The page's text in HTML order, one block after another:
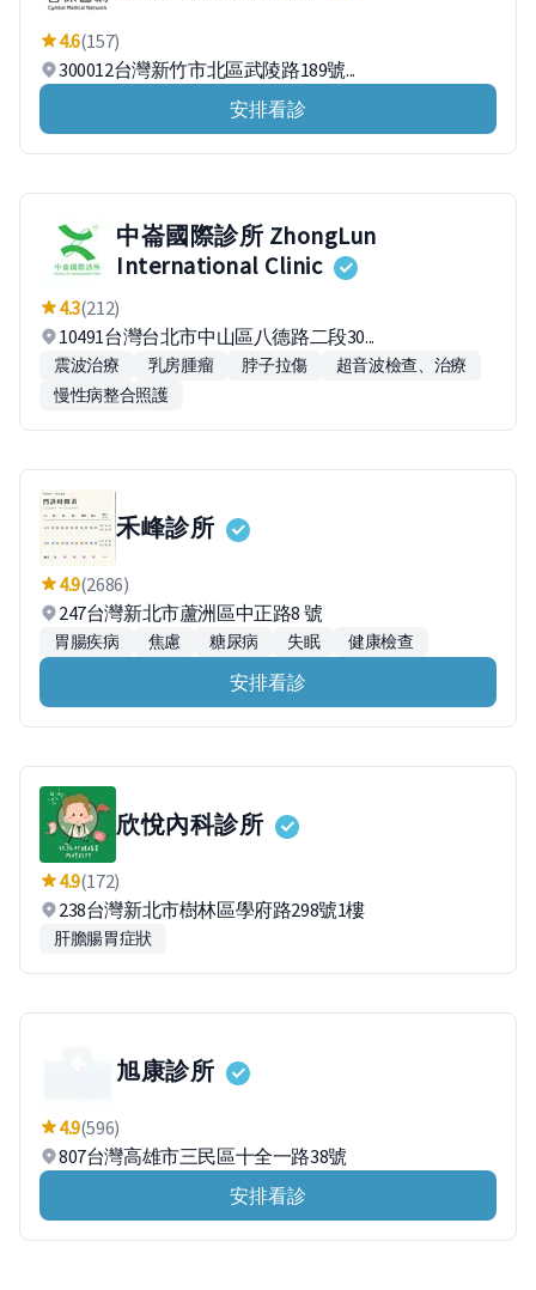
4.6(157)
300012台灣新竹市北區武陵路189號...
安排看診
中崙國際診所 ZhongLun
International Clinic
4.3(212)
10491台灣台北市中山區八德路二段30...
震波治療 乳房腫瘤 脖子拉傷
超音波檢查、治療
慢性病整合照護
禾峰診所
4.9(2686)
247台灣新北市蘆洲區中正路8 號
胃腸疾病 焦慮 糖尿病 失眠 健康檢查
安排看診
欣悅內科診所
4.9(172)
238台灣新北市樹林區學府路298號1樓
肝膽腸胃症狀
旭康診所
4.9(596)
807台灣高雄市三民區十全一路38號
安排看診